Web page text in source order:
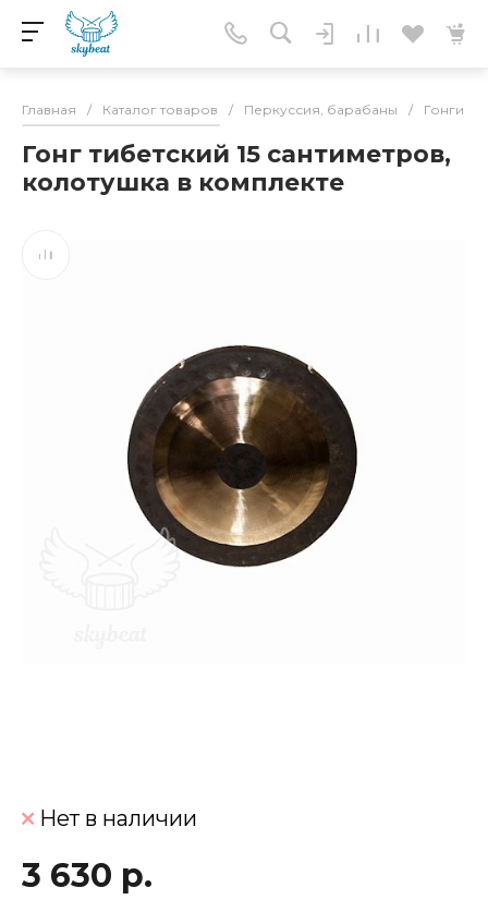
Главная / Каталог товаров / Перкуссия, барабаны / Гонги
Гонг тибетский 15 сантиметров,
колотушка в комплекте
Нет в наличии
3 630 р.